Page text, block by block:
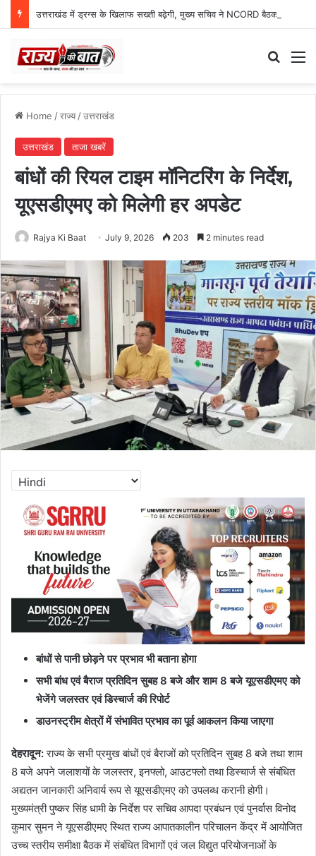
Home /राज्य/उत्तराखंड
उत्तराखंड ताजा खबरें
बांधों की रियल टाइम मॉनिटरिंग के निर्देश,
यूएसडीएमए को मिलेगी हर अपडेट
Rajya Ki Baat July 9, 2026 203 2 minutes read
बांधों से पानी छोड़ने पर प्रभाव भी बताना होगा
सभी बांध एवं बैराज प्रतिदिन सुबह8बजे और शाम8बजे यूएसडीएमए को
भेजेंगे जलस्तर एवं डिस्चार्ज की रिपोर्ट
डाउनस्ट्रीम क्षेत्रों में संभावित प्रभाव का पूर्व आकलन किया जाएगा
देहरादून:राज्य के सभी प्रमुख बांधों एवं बैराजों को प्रतिदिन सुबह 8 बजे तथा शाम
8 बजे अपने जलाशयों के जलस्तर, इनफ्लो, आउटफ्लो तथा डिस्चार्ज से संबंधित
अद्यतन जानकारी अनिवार्य रूप से यूएसडीएमए को उपलब्ध करानी होगी।
मुख्यमंत्री पुष्कर सिंह धामी के निर्देश पर सचिव आपदा प्रबंधन एवं पुनर्वास विनोद
कुमार सुमन ने यूएसडीएमए स्थित राज्य आपातकालीन परिचालन केंद्र में आयोजित
उच्च स्तरीय समीक्षा बैठक में संबंधित विभागों एवं जल विद्युत परियोजनाओं के